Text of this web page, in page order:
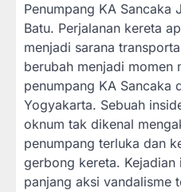
Penumpang KA Sancaka
Batu. Perjalanan kereta
menjadi sarana
berubah menjadi momen
penumpang KA Sancaka
Yogyakarta. Sebuah
oknum tak dikenal
penumpang terluka dan
gerbong kereta. Kejadian
panjang aksi vandalisme